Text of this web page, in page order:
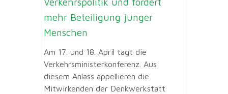
mehr Beteiligung junger
Menschen
Am 17. und 18. April tagt die
Verkehrsministerkonferenz. Aus
diesem Anlass appellieren die
Mitwirkenden der Denkwerkstatt